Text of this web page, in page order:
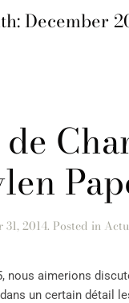
December
31, 2014. Posted in
nous aimerions
un certain détail